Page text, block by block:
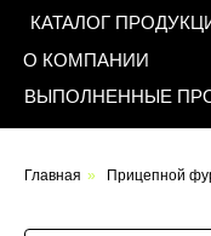
Главная » Прицепной